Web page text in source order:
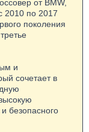
от BMW,
2010 по 2017
поколения
и
сочетает в
безопасного